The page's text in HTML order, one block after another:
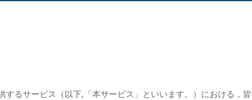
るサービス（以下,「本サービス」といいます。）における，